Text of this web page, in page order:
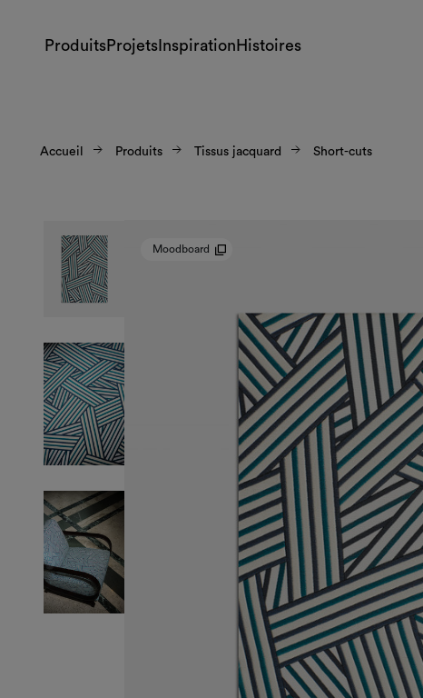
ProduitsProjets Inspiration Histoires
Accueil Produits Tissus jacquard Short-cuts
Moodboard